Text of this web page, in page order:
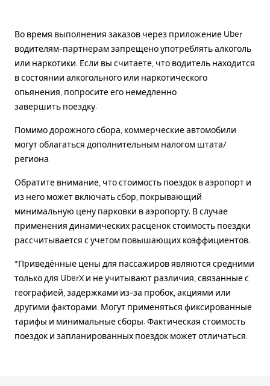
Во время выполнения заказов через приложение Uber
водителям-партнерам запрещено употреблять алкоголь
или наркотики. Если вы считаете, что водитель находится
в состоянии алкогольного или наркотического
опьянения, попросите его немедленно
завершить поездку.
Помимо дорожного сбора, коммерческие автомобили
могут облагаться дополнительным налогом штата/
региона.
Обратите внимание, что стоимость поездок в аэропорт и
из него может включать сбор, покрывающий
минимальную цену парковки в аэропорту. В случае
применения динамических расценок стоимость поездки
рассчитывается с учетом повышающих коэффициентов.
*Приведённые цены для пассажиров являются средними
только для UberX и не учитывают различия, связанные с
географией, задержками из-за пробок, акциями или
другими факторами. Могут применяться фиксированные
тарифы и минимальные сборы. Фактическая стоимость
поездок и запланированных поездок может отличаться.